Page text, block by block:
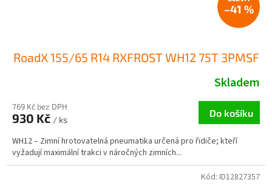
–41 %
RoadX 155/65 R14 RXFROST WH12 75T 3PMSF
Skladem
769 Kč bez DPH
930 Kč / ks
Do košíku
WH12 – Zimní hrotovatelná pneumatika určená pro řidiče; kteří
vyžadují maximální trakci v náročných zimních...
Kód: ID12827357